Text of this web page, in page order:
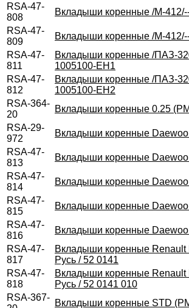
RSA-47-
808
Вкладыши коренные /М-
RSA-47-
809
Вкладыши коренные /М-
RSA-47-
811
Вкладыши коренные /ПАЗ-
1005100-EH1
RSA-47-
812
Вкладыши коренные /ПАЗ-
1005100-EH2
RSA-364-
20
Вкладыши коренные 0.25
RSA-29-
972
Вкладыши коренные Daewoo
RSA-47-
813
Вкладыши коренные
RSA-47-
814
Вкладыши коренные
RSA-47-
815
Вкладыши коренные
RSA-47-
816
Вкладыши коренные
RSA-47-
817
Вкладыши коренные Renault
Русь / 52 0141
RSA-47-
818
Вкладыши коренные Renault
Русь / 52 0141 010
RSA-367-
Вкладыши коренные STD